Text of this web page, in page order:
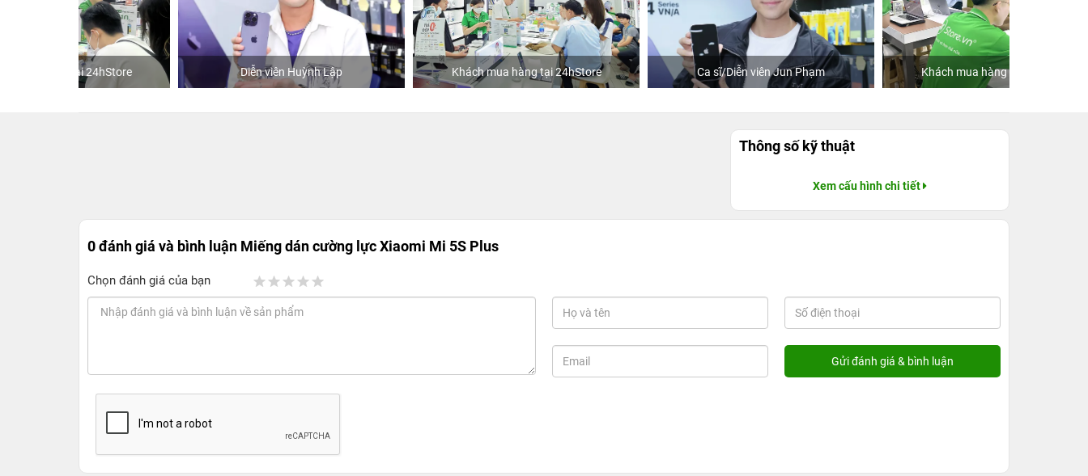
Diễn viên Huỳnh Lập Khách mua hàng tại 24hStore Ca sĩ/Diễn viên Jun Phạm Khách mua hàng tại 24hStore
Thông số kỹ thuật
Xem cấu hình chi tiết
0 đánh giá và bình luận Miếng dán cường lực Xiaomi Mi 5S Plus
Chọn đánh giá của bạn